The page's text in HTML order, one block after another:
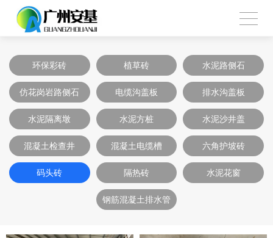
环保彩砖 植草砖 水泥路侧石
仿花岗岩路侧石 电缆沟盖板 排水沟盖板
水泥隔离墩 水泥方桩 水泥沙井盖
混凝土检查井 混凝土电缆槽 六角护坡砖
码头砖 隔热砖 水泥花窗
钢筋混凝土排水管